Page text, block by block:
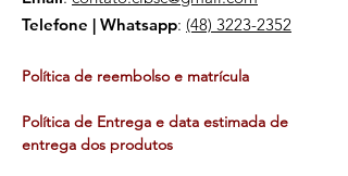
Telefone | Whatsapp: (48) 3223-2352
Política de reembolso e matrícula
Política de Entrega e data estimada de
entrega dos produtos